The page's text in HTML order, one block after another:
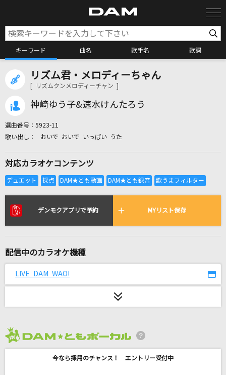
キーワード 曲名 歌手名 歌詞
カラオケ検索
全国りれき
リアルタイムで歌われている曲の一覧
ええじゃないか
[良音]Troublemaker
Official髭男dism
リズム君・メロディーちゃん
[ リズムクンメロディーチャン ]
神崎ゆう子&速水けんたろう
選曲番号： 5923-11
おいで おいで いっぱい うた
対応カラオケコンテンツ
デンモクアプリで予約 MYリスト保存
配信中のカラオケ機種
LIVE DAM WAO!
今なら採用のチャンス！ エントリー受付中